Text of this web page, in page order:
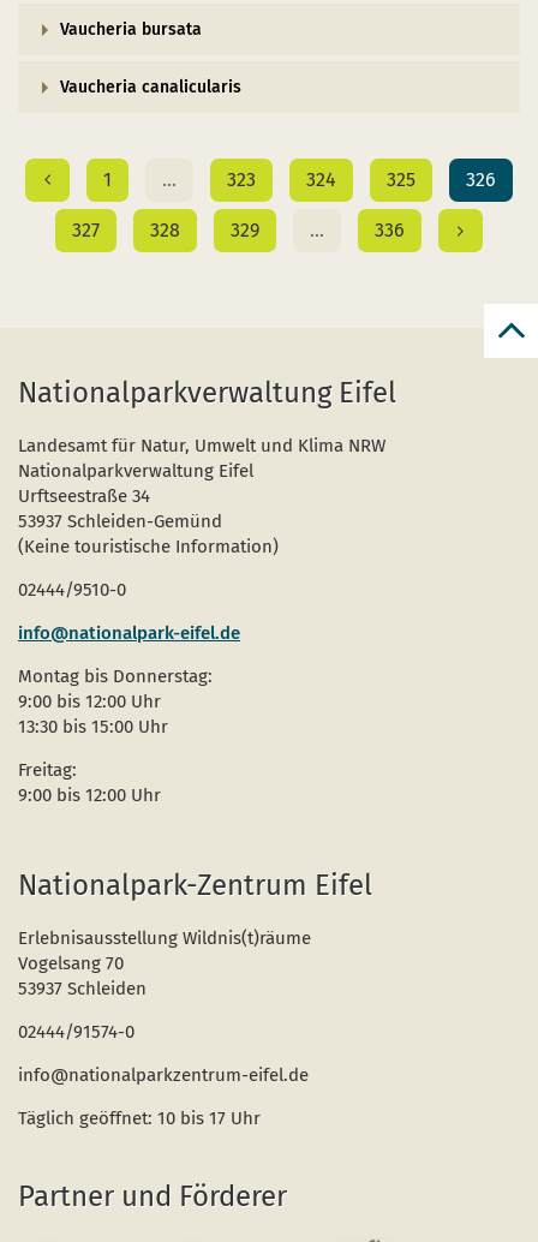
Vaucheria bursata
Vaucheria canalicularis
1 … 323 324 325 326
327 328 329 … 336
Nationalparkverwaltung Eifel
Landesamt für Natur, Umwelt und Klima NRW
Nationalparkverwaltung Eifel
Urftseestraße 34
53937 Schleiden-Gemünd
(Keine touristische Information)
02444/9510-0
info@nationalpark-eifel.de
Montag bis Donnerstag:
9:00 bis 12:00 Uhr
13:30 bis 15:00 Uhr
Freitag:
9:00 bis 12:00 Uhr
Nationalpark-Zentrum Eifel
Erlebnisausstellung Wildnis(t)räume
Vogelsang 70
53937 Schleiden
02444/91574-0
info@nationalparkzentrum-eifel.de
Täglich geöffnet: 10 bis 17 Uhr
Partner und Förderer